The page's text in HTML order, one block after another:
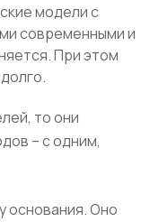
модели с
современными и
При этом
то они
– с одним,
основания. Оно